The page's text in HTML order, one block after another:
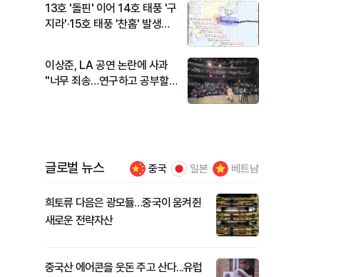
13호 '돌핀' 이어 14호 태풍 '구
지라'·15호 태풍 '찬홈' 발생…
이상준, LA 공연 논란에 사과
"너무 죄송…연구하고 공부할
글로벌 뉴스 중국 일본 베트남
희토류 다음은 광모듈…중국이 움켜쥔
새로운 전략자산
중국산 에어콘을 웃돈 주고 산다...유럽